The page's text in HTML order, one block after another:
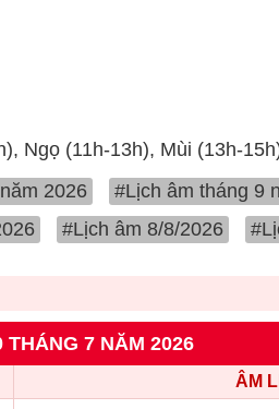
Ngọ (11h-13h), Mùi (13h-
2026
#Lịch âm tháng 9
#Lịch âm 8/8/2026
THÁNG 7 NĂM 2026
ÂM